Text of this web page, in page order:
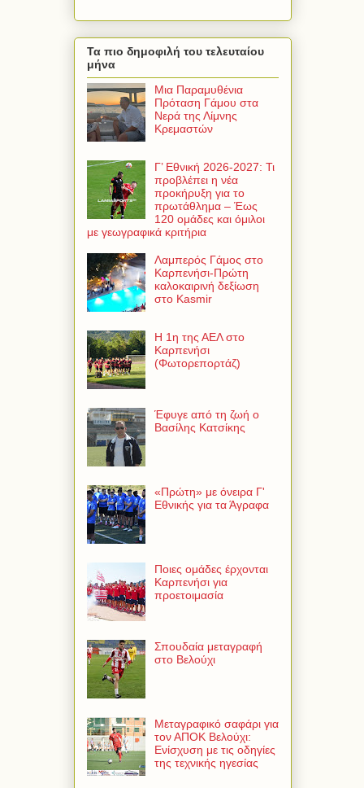
Τα πιο δημοφιλή του τελευταίου
μήνα
Μια Παραμυθένια
Πρόταση Γάμου στα
Νερά της Λίμνης
Κρεμαστών
Γ’ Εθνική 2026-2027: Τι
προβλέπει η νέα
προκήρυξη για το
πρωτάθλημα – Έως
120 ομάδες και όμιλοι
με γεωγραφικά κριτήρια
Λαμπερός Γάμος στο
Καρπενήσι-Πρώτη
καλοκαιρινή δεξίωση
στο Kasmir
Η 1η της ΑΕΛ στο
Καρπενήσι
(Φωτορεπορτάζ)
Έφυγε από τη ζωή ο
Βασίλης Κατσίκης
«Πρώτη» με όνειρα Γ'
Εθνικής για τα Άγραφα
Ποιες ομάδες έρχονται
Καρπενήσι για
προετοιμασία
Σπουδαία μεταγραφή
στο Βελούχι
Μεταγραφικό σαφάρι για
τον ΑΠΟΚ Βελούχι:
Ενίσχυση με τις οδηγίες
της τεχνικής ηγεσίας